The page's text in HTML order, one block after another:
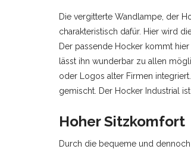
Die vergitterte Wandlampe, der
charakteristisch dafür. Hier wird
Der passende Hocker kommt
lässt ihn wunderbar zu allen
oder Logos alter Firmen
gemischt. Der Hocker Industrial
Hoher Sitzkomfort
Durch die bequeme und